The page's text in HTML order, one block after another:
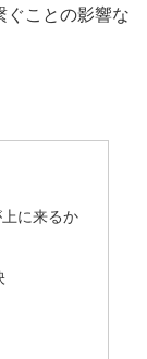
ぐことの影響な
に来るか